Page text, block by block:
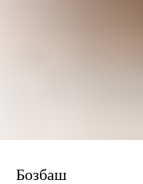
Бозбаш